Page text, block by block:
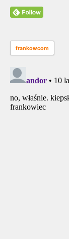
frankowcom